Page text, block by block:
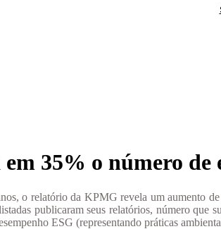
35% o número de
o relatório da KPMG revela um aumento
publicaram seus relatórios, número
ESG (representando práticas